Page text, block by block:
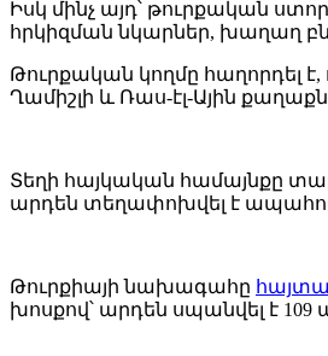
Իսկ մինչ այդ՝ թուրքական
հրկիզման նկարներ, խաղաղ
Թուրքական կողմը հաղորդել
Ղամիշլի և Ռաս-էլ-Ային
Տեղի հայկական համայնքը
արդեն տեղափոխվել է
Թուրքիայի նախագահը
խոսքով՝ արդեն սպանվել է